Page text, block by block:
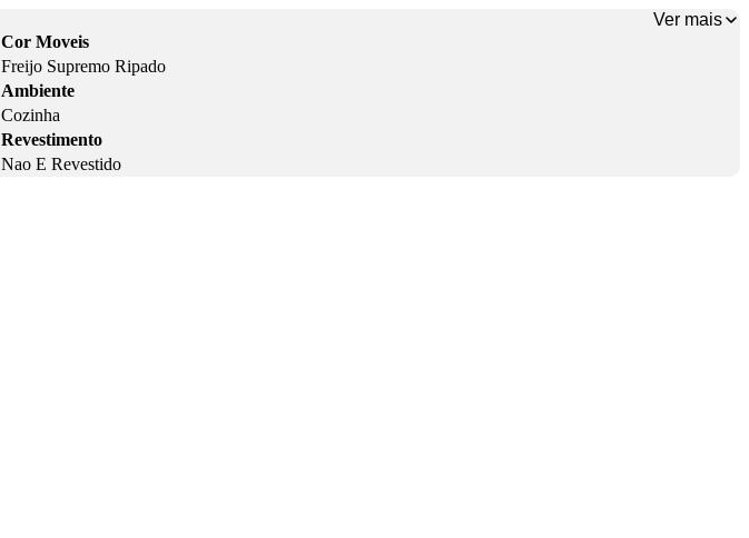
Ver mais
Cor Moveis
Freijo Supremo Ripado
Ambiente
Cozinha
Revestimento
Nao E Revestido